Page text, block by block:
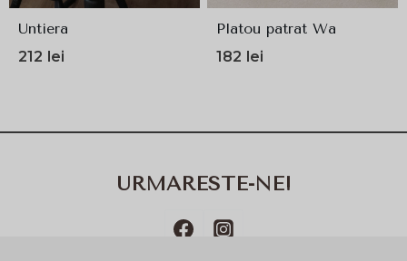
Untiera
212 lei
Platou patrat Wa
182 lei
URMARESTE-NE!